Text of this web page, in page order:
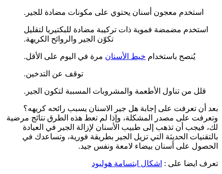
استخدم معجون أسنان يحتوي على مكونات مضادة للجير.
استخدم مضمضة فموية ذات تركيبة مضادة للبكتيريا لتقليل
تكوّن الجير والروائح الكريهة.
يُنصح باستخدام خيط الأسنان مرة في اليوم على الأقل.
توقف عن التدخين.
قلل من تناول الأطعمة والمشروبات المسببة لتكون الجير.
بعد أن تعرفت على إجابة هل جير الاسنان يسبب رائحه كريهه؟
وتعرفت على مصدر المشكلة، وإذا لم تعط هذه الطرق نتائج مرضية
لك، فيجب أن تذهب إلى طبيب الأسنان لإزالة الجير في العيادة
بالتقنيات الحديثة التي تزيل الجير بطريقة فورية، وتساعدك في
الحصول على أسنان بيضاء لامعة ونفس جيد.
تعرف ايضا على : اشكال ابتسامة هوليود